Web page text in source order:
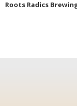
Roots Radics